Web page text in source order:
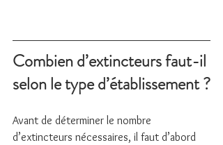
Combien d’extincteurs faut-il
selon le type d’établissement ?
Avant de déterminer le nombre
d’extincteurs nécessaires, il faut d’abord